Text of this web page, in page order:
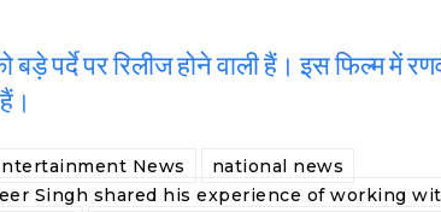
बड़े पर्दे पर रिलीज होने वाली हैं। इस फिल्म में
News
national news
Singh shared his experience of working